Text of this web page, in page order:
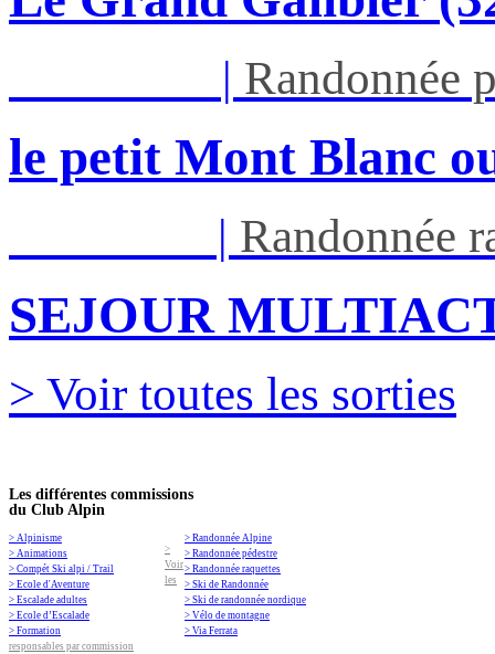
| Randonnée
le petit Mont Blanc
| Randonnée
SEJOUR
> Voir toutes les sorties
Les différentes commissions
du Club Alpin
> Alpinisme
> Animations
> Compét Ski alpi / Trail
> Ecole d'Aventure
> Escalade adultes
> Ecole d’Escalade
> Formation
> Randonnée Alpine
> Randonnée pédestre
> Randonnée raquettes
> Ski de Randonnée
> Ski de randonnée nordique
> Vélo de montagne
> Via Ferrata
>
Voir
les
responsables par commission